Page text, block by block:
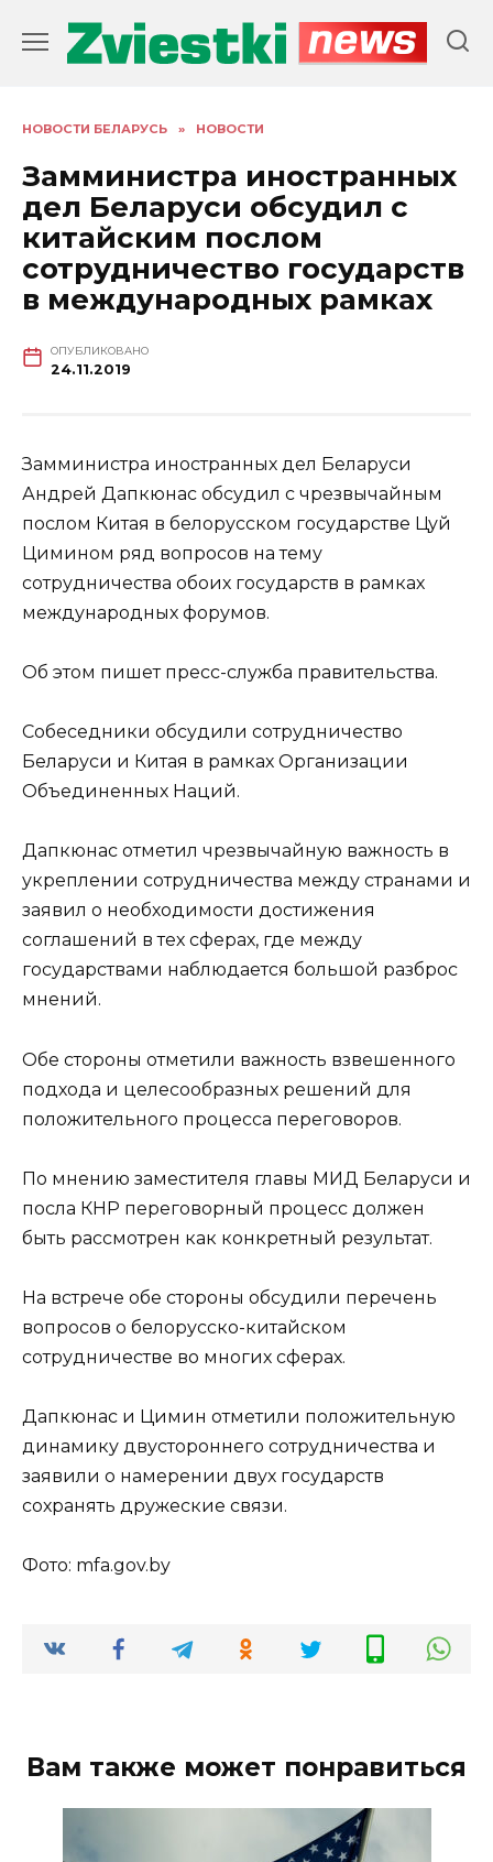
содержанию
НОВОСТИ БЕЛАРУСЬ » НОВОСТИ
Замминистра иностранных
дел Беларуси обсудил с
китайским послом
сотрудничество государств
в международных рамках
ОПУБЛИКОВАНО
24.11.2019
Замминистра иностранных дел Беларуси
Андрей Дапкюнас обсудил с чрезвычайным
послом Китая в белорусском государстве Цуй
Цимином ряд вопросов на тему
сотрудничества обоих государств в рамках
международных форумов.
Об этом пишет пресс-служба правительства.
Собеседники обсудили сотрудничество
Беларуси и Китая в рамках Организации
Объединенных Наций.
Дапкюнас отметил чрезвычайную важность в
укреплении сотрудничества между странами и
заявил о необходимости достижения
соглашений в тех сферах, где между
государствами наблюдается большой разброс
мнений.
Обе стороны отметили важность взвешенного
подхода и целесообразных решений для
положительного процесса переговоров.
По мнению заместителя главы МИД Беларуси и
посла КНР переговорный процесс должен
быть рассмотрен как конкретный результат.
На встрече обе стороны обсудили перечень
вопросов о белорусско-китайском
сотрудничестве во многих сферах.
Дапкюнас и Цимин отметили положительную
динамику двустороннего сотрудничества и
заявили о намерении двух государств
сохранять дружеские связи.
Фото: mfa.gov.by
Вам также может понравиться